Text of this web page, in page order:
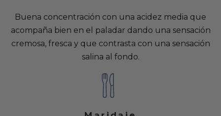
Buena concentración con una acidez media que
acompaña bien en el paladar dando una sensación
cremosa, fresca y que contrasta con una sensación
salina al fondo.